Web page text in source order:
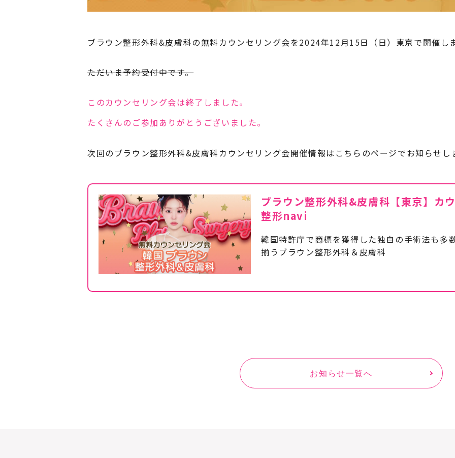
ブラウン整形外科&皮膚科の無料カウンセリング会を2024年12月15日（日）東京で開催し
ただいま予約受付中です。
このカウンセリング会は終了しました。
たくさんのご参加ありがとうございました。
次回のブラウン整形外科&皮膚科カウンセリング会開催情報はこちらのページでお知らせし
ブラウン整形外科&皮膚科【東京】カ
整形navi
韓国特許庁で商標を獲得した独自の手術法も多
揃うブラウン整形外科＆皮膚科
お知らせ一覧へ